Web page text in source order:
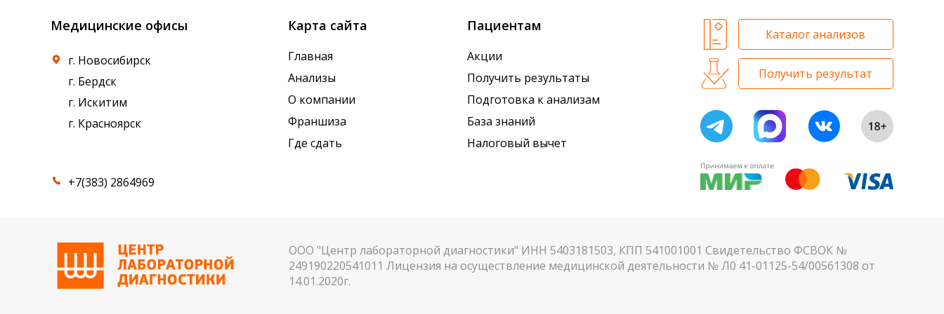
Медицинские офисы
г. Новосибирск
г. Бердск
г. Искитим
г. Красноярск
+7(383) 2864969
Карта сайта
Главная
Анализы
О компании
Франшиза
Где сдать
Пациентам
Акции
Получить результаты
Подготовка к анализам
База знаний
Налоговый вычет
Каталог анализов
Получить результат
ООО "Центр лабораторной диагностики" ИНН 5403181503, КПП 541001001 Свидетельство ФСВОК №
249190220541011 Лицензия на осуществление медицинской деятельности № Л0 41-01125-54/00561308 от
14.01.2020г.